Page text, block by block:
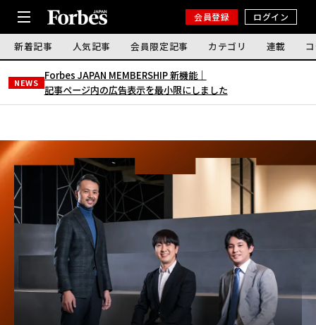
会員登録 ログイン
新着記事 人気記事 会員限定記事 カテゴリ 連載
NEWS
Forbes JAPAN MEMBERSHIP 新機能｜
記事ページ内の広告表示を最小限にしました